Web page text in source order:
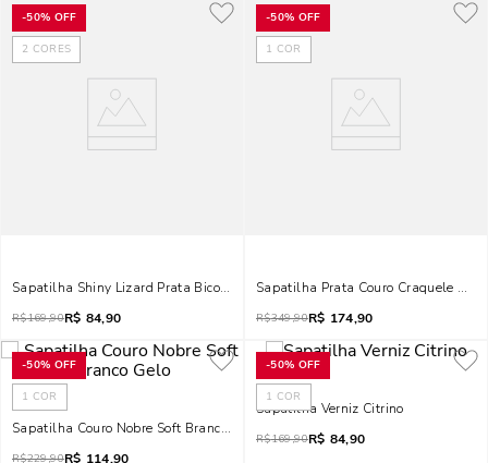
-50% OFF
2 CORES
Sapatilha Shiny Lizard Prata Bico Fino
R$169,90R$ 84,90
-50% OFF
1 COR
Sapatilha Prata Couro Craquele
R$349,90R$ 174,90
-50% OFF
1 COR
Sapatilha Couro Nobre Soft Branco Gelo
R$229,90R$ 114,90
-50% OFF
1 COR
Sapatilha Verniz Citrino
R$169,90R$ 84,90